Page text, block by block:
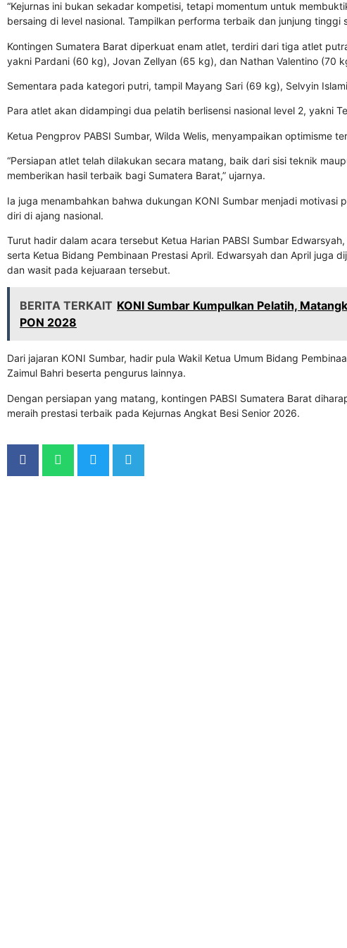
“Kejurnas ini bukan sekadar kompetisi, tetapi momentum untuk
bersaing di level nasional. Tampilkan performa terbaik dan junjung tinggi
Kontingen Sumatera Barat diperkuat enam atlet, terdiri dari tiga atlet
yakni Pardani (60 kg), Jovan Zellyan (65 kg), dan Nathan Valentino (70
Sementara pada kategori putri, tampil Mayang Sari (69 kg), Selvyin
Para atlet akan didampingi dua pelatih berlisensi nasional level 2, yakni
Ketua Pengprov PABSI Sumbar, Wilda Welis, menyampaikan optimisme
“Persiapan atlet telah dilakukan secara matang, baik dari sisi teknik
memberikan hasil terbaik bagi Sumatera Barat,” ujarnya.
Ia juga menambahkan bahwa dukungan KONI Sumbar menjadi
diri di ajang nasional.
Turut hadir dalam acara tersebut Ketua Harian PABSI Sumbar Edwarsyah
serta Ketua Bidang Pembinaan Prestasi April. Edwarsyah dan April juga
dan wasit pada kejuaraan tersebut.
BERITA TERKAIT KONI Sumbar Kumpulkan Pelatih,
PON 2028
Dari jajaran KONI Sumbar, hadir pula Wakil Ketua Umum Bidang
Zaimul Bahri beserta pengurus lainnya.
Dengan persiapan yang matang, kontingen PABSI Sumatera Barat
meraih prestasi terbaik pada Kejurnas Angkat Besi Senior 2026.